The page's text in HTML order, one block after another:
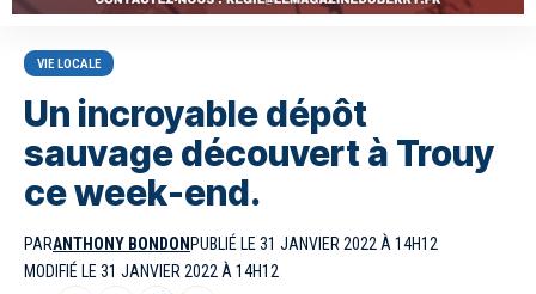
VIE LOCALE
Un incroyable dépôt
sauvage découvert à Trouy
ce week-end.
PARANTHONY BONDON PUBLIÉ LE 31 JANVIER 2022 À 14H12
MODIFIÉ LE 31 JANVIER 2022 À 14H12